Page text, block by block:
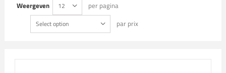
Weergeven 12 per pagina
Select option par prix